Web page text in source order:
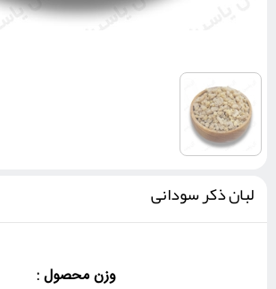
لبان ذکر سودانی
وزن محصول :